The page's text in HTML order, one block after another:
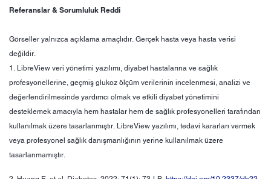
Referanslar & Sorumluluk Reddi
Görseller yalnızca açıklama amaçlıdır. Gerçek hasta veya hasta verisi
değildir.
1. LibreView veri yönetimi yazılımı, diyabet hastalarına ve sağlık
profesyonellerine, geçmiş glukoz ölçüm verilerinin incelenmesi, analizi ve
değerlendirilmesinde yardımcı olmak ve etkili diyabet yönetimini
desteklemek amacıyla hem hastalar hem de sağlık profesyonelleri tarafından
kullanılmak üzere tasarlanmıştır. LibreView yazılımı, tedavi kararları vermek
veya profesyonel sağlık danışmanlığının yerine kullanılmak üzere
tasarlanmamıştır.